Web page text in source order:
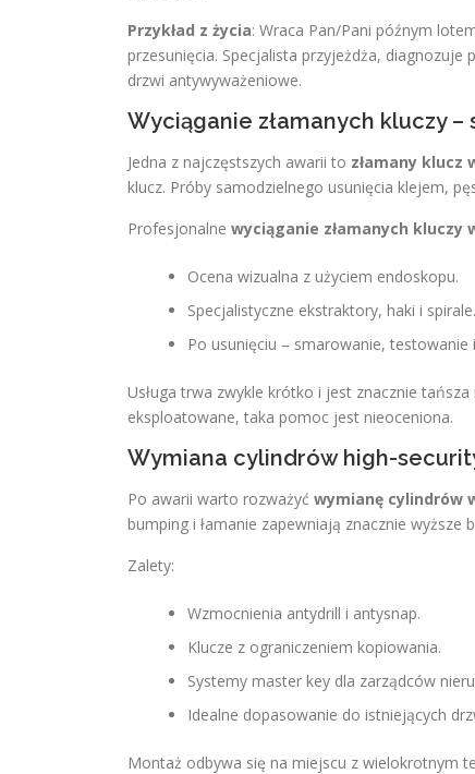
Przykład z życia: Wraca Pan/Pani późnym
przesunięcia. Specjalista przyjeżdża,
drzwi antywyważeniowe.
Wyciąganie złamanych kluczy
Jedna z najczęstszych awarii to złamany klucz
klucz. Próby samodzielnego usunięcia klejem,
Profesjonalne wyciąganie złamanych kluczy
Ocena wizualna z użyciem endoskopu.
Specjalistyczne ekstraktory, haki i spirale.
Po usunięciu – smarowanie, testowanie
Usługa trwa zwykle krótko i jest znacznie
eksploatowane, taka pomoc jest nieoceniona.
Wymiana cylindrów high-
Po awarii warto rozważyć wymianę cylindrów
bumping i łamanie zapewniają znacznie wyższe
Zalety:
Wzmocnienia antydrill i antysnap.
Klucze z ograniczeniem kopiowania.
Systemy master key dla zarządców
Idealne dopasowanie do istniejących
Montaż odbywa się na miejscu z wielokrotnym